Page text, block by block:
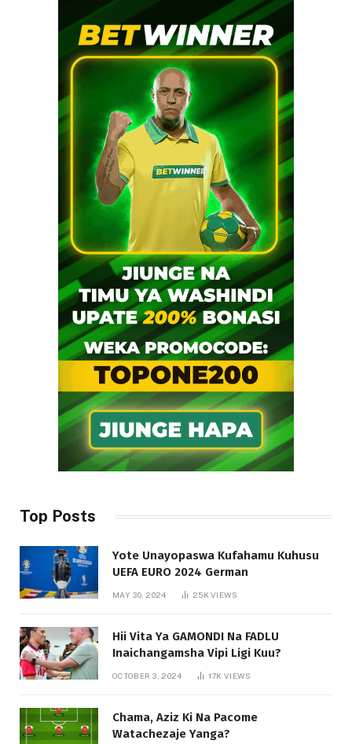
Top Posts
Yote Unayopaswa Kufahamu Kuhusu
UEFA EURO 2024 German
MAY 30, 2024 25KVIEWS
Hii Vita Ya GAMONDI Na FADLU
Inaichangamsha Vipi Ligi Kuu?
OCTOBER 3, 2024 17KVIEWS
Chama, Aziz Ki Na Pacome
Watachezaje Yanga?